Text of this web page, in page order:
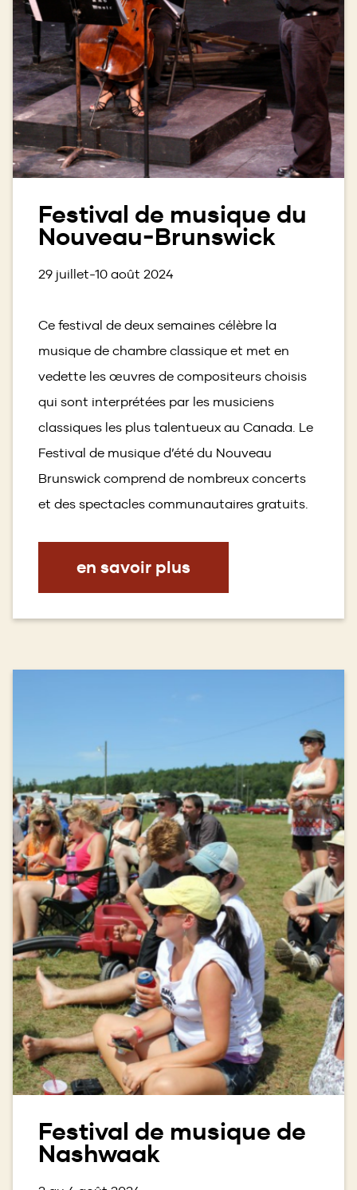
Festival de musique du
Nouveau-Brunswick
29 juillet-10 août 2024
Ce festival de deux semaines célèbre la
musique de chambre classique et met en
vedette les œuvres de compositeurs choisis
qui sont interprétées par les musiciens
classiques les plus talentueux au Canada. Le
Festival de musique d’été du Nouveau
Brunswick comprend de nombreux concerts
et des spectacles communautaires gratuits.
en savoir plus
Festival de musique de
Nashwaak